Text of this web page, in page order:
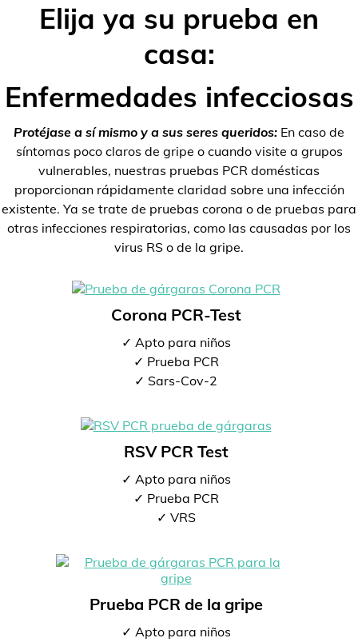
Elija ya su prueba en
casa:
Enfermedades infecciosas
Protéjase a sí mismo y a sus seres queridos: En caso de
síntomas poco claros de gripe o cuando visite a grupos
vulnerables, nuestras pruebas PCR domésticas
proporcionan rápidamente claridad sobre una infección
existente. Ya se trate de pruebas corona o de pruebas para
otras infecciones respiratorias, como las causadas por los
virus RS o de la gripe.
Corona PCR-Test
✓ Apto para niños
✓ Prueba PCR
✓ Sars-Cov-2
RSV PCR Test
✓ Apto para niños
✓ Prueba PCR
✓ VRS
Prueba PCR de la gripe
✓ Apto para niños